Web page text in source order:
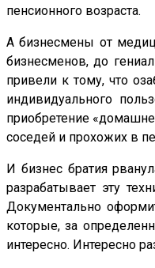
пенсионного возраста.
А бизнесмены от
бизнесменов, до
привели к тому, что
индивидуального
приобретение
соседей и прохожих в
И бизнес братия
разрабатывает эту
Документально
которые, за
интересно. Интересно